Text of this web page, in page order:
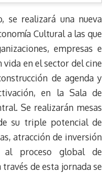
se realizará una nueva
Cultural a las que
empresas e
vida en el sector del cine
de agenda y
en la Sala de
Se realizarán mesas
su triple potencial de
atracción de inversión
proceso global de
de esta jornada se